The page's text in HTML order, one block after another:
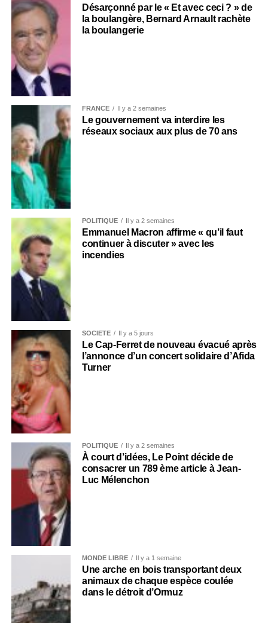
Désarçonné par le « Et avec ceci ? » de
la boulangère, Bernard Arnault rachète
la boulangerie
FRANCE Il y a 2 semaines
Le gouvernement va interdire les
réseaux sociaux aux plus de 70 ans
POLITIQUE Il y a 2 semaines
Emmanuel Macron affirme « qu’il faut
continuer à discuter » avec les
incendies
SOCIÉTÉ Il y a 5 jours
Le Cap-Ferret de nouveau évacué après
l’annonce d’un concert solidaire d’Afida
Turner
POLITIQUE Il y a 2 semaines
À court d’idées, Le Point décide de
consacrer un 789 ème article à Jean-
Luc Mélenchon
MONDE LIBRE Il y a 1 semaine
Une arche en bois transportant deux
animaux de chaque espèce coulée
dans le détroit d’Ormuz